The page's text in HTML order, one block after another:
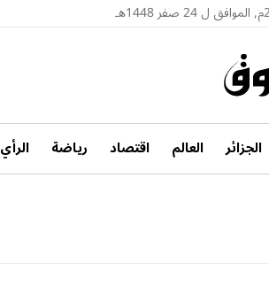
الجزائر العالم اقتصاد رياضة الرأي